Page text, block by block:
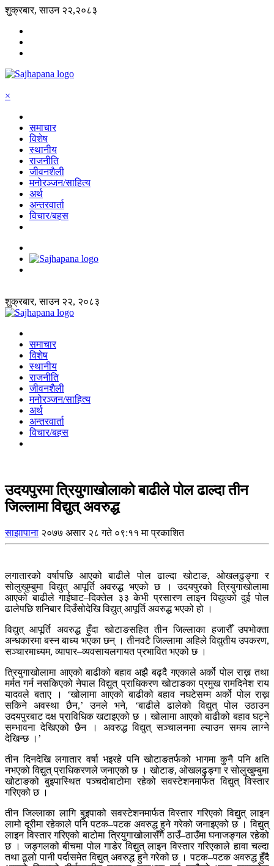
शुक्रबार, साउन २२,२०८३
×
समाचार
विशेष
स्थानीय
राजनीति
जीवनशैली
मनोरञ्जन/साहित्य
अर्थ
अन्तरवार्ता
विचार/बहस
शुक्रबार, साउन २२, २०८३
समाचार
विशेष
स्थानीय
राजनीति
जीवनशैली
मनोरञ्जन/साहित्य
अर्थ
अन्तरवार्ता
विचार/बहस
उदयपुरमा त्रियुगाखोलाको बाढीले पोल ढाल्दा तीन
जिल्लामा विद्युत् अवरुद्ध
साझापाना २०७७ असार २८ गते ०९:११ मा प्रकाशित
लगातारको वर्षापछि आएको बाढीले पोल ढाल्दा खोटाङ, ओखलढुङ्गा र
सोलुखुम्बुमा विद्युत् आपूर्ति अवरुद्ध भएको छ । उदयपुरको त्रियुगाखोलामा
आएको बाढीले गाईघाट–दिक्तेल ३३ केभी प्रसारण लाइन विद्युत्को दुई पोल
ढालेपछि शनिबार दिउँसोदेखि विद्युत् आपूर्ति अवरुद्ध भएको हो ।
विद्युत् आपूर्ति अवरुद्ध हुँदा खोटाङसहित तीन जिल्लाका हजारौँ उपभोक्ता
अन्धकारमा बस्न बाध्य भएका छन् । तीनवटै जिल्लामा अहिले विद्युतीय उपकरण,
सञ्चारमाध्यम, व्यापार–व्यवसायलगायत प्रभावित भएको छ ।
त्रियुगाखोलामा आएको बाढीको बहाव अझै बढ्दै गएकाले अर्को पोल राख्न तथा
मर्मत गर्न नसकिएको नेपाल विद्युत् प्राधिकरण खोटाङका प्रमुख रामदिनेश राय
यादवले बताए । ‘खोलामा आएको बाढीको बहाव नघटेसम्म अर्को पोल राख्न
सकिने अवस्था छैन,’ उनले भने, ‘बाढीले ढालेको विद्युत् पोल उठाउन
उदयपुरबाट दक्ष प्राविधिक खटाइएको छ । खोलामा आएको बाढीको बहाव घट्ने
सम्भावना देखिएको छैन । अवरुद्ध विद्युत् सञ्चालनमा ल्याउन समय लाग्ने
देखिन्छ ।’
तीन दिनदेखि लगातार वर्षा भइरहे पनि खोटाङतर्फको भागमा कुनै पनि क्षति
नभएको विद्युत् प्राधिकरणले जनाएको छ । खोटाङ, ओखलढुङ्गा र सोलुखुम्बुमा
खोटाङको बुइपास्थित पञ्चदोबाटोमा रहेको सवस्टेशनमार्फत विद्युत् विस्तार
गरिएको छ ।
तीन जिल्लाका लागि बुइपाको सवस्टेशनमार्फत विस्तार गरिएको विद्युत् लाइन
लामो दूरीमा रहेकाले पनि पटक–पटक अवरुद्ध हुने गरेको जनाइएको छ । विद्युत्
लाइन विस्तार गरिएको बाटोमा त्रियुगाखोलासँगै ठाउँ–ठाउँमा घनाजङ्गल रहेको
छ । जङ्गलको बीचमा पोल गाडेर विद्युत् लाइन विस्तार गरिएकाले हावा चल्दा
तथा ठूलो पानी पर्दासमेत विद्युत् अवरुद्ध हुने गरेको छ । पटक–पटक अवरुद्ध हुँदै